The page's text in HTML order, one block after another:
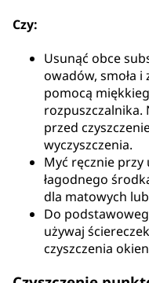
Czy:
Usunąć obce
owadów, smoła
pomocą
rozpuszczalnika.
przed
wyczyszczenia.
Myć ręcznie przy
łagodnego
dla matowych
Do
używaj
czyszczenia